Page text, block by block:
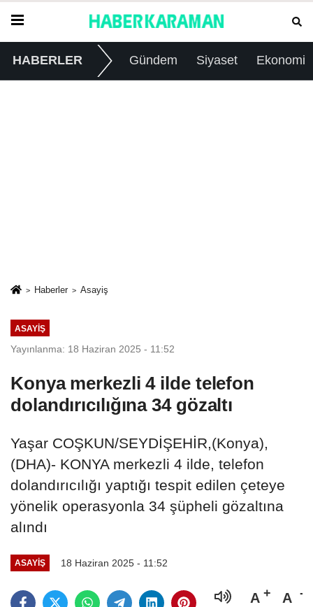
HABERLER Gündem Siyaset Ekonomi
Haberler Asayiş
ASAYIŞ
Yayınlanma: 18 Haziran 2025 - 11:52
Konya merkezli 4 ilde telefon
dolandırıcılığına 34 gözaltı
Yaşar COŞKUN/SEYDİŞEHİR,(Konya),
(DHA)- KONYA merkezli 4 ilde, telefon
dolandırıcılığı yaptığı tespit edilen çeteye
yönelik operasyonla 34 şüpheli gözaltına
alındı
ASAYIŞ 18 Haziran 2025 - 11:52
A A